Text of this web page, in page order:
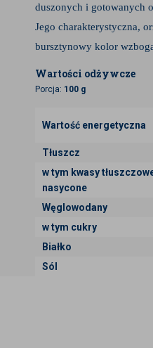
duszonych i gotowanych
Jego charakterystyczna,
bursztynowy kolor
Wartości odżywcze
Porcja: 100 g
Wartość energetyczna
Tłuszcz
w tym kwasy
nasycone
Węglowodany
w tym cukry
Białko
Sól